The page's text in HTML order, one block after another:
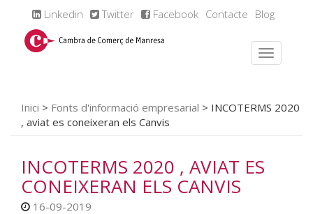
Linkedin Twitter Facebook Contacte Blog
Inici > Fonts d'informació empresarial > INCOTERMS 2020
, aviat es coneixeran els Canvis
INCOTERMS 2020 , AVIAT ES
CONEIXERAN ELS CANVIS
16-09-2019